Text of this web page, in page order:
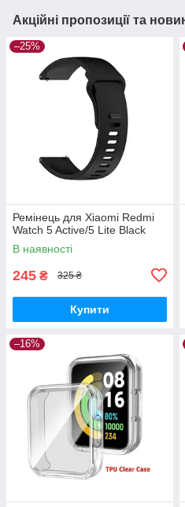
Акційні пропозиції та
–25%
Ремінець для Xiaomi Redmi
Watch 5 Active/5 Lite Black
В наявності
245 ₴ 325 ₴
Купити
–16%